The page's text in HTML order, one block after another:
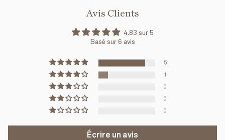
Avis Clients
4.83 sur 5
Basé sur 6 avis
5
1
0
0
0
Écrire un avis